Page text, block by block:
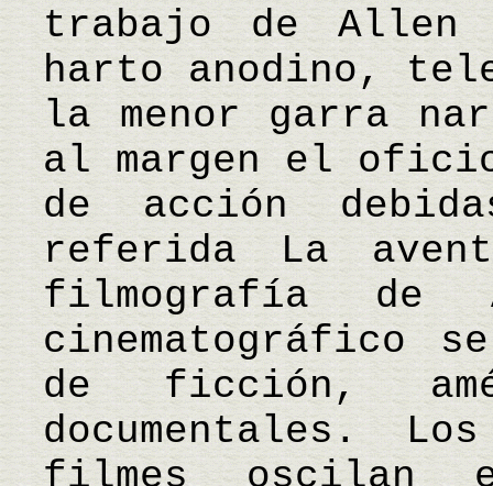
trabajo de Allen
harto anodino,
la menor garra
al margen el
de acción
referida La
filmografía de
cinematográfico
de ficción,
documentales.
filmes oscilan